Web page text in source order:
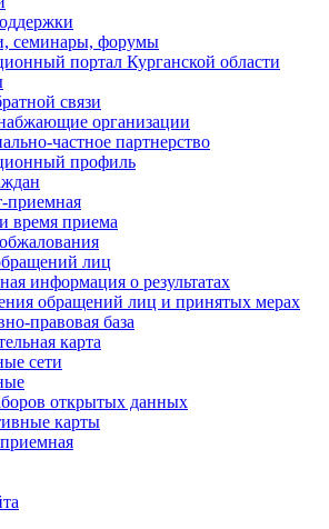
семинары, форумы
портал Курганской области
связи
организации
частное партнерство
профиль
приемная
время приема
лиц
информация о результатах
обращений лиц и принятых мерах
правовая база
карта
сети
открытых данных
карты